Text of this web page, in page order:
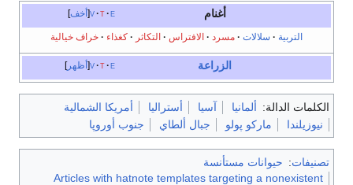
أخف v t e أغنام
التربية سلالات مسرد الافتراس التكاثر كغذاء خراف خيالية
أظهر v t e الزراعة
الكلمات الدالة: ألمانيا آسيا أستراليا
أمريكا الشمالية
نيوزيلندا
ماركو پولو جبال ألطاي جنوب أوروپا
تصنيفات: حيوانات مستأنسة
Articles with hatnote templates targeting a nonexistent